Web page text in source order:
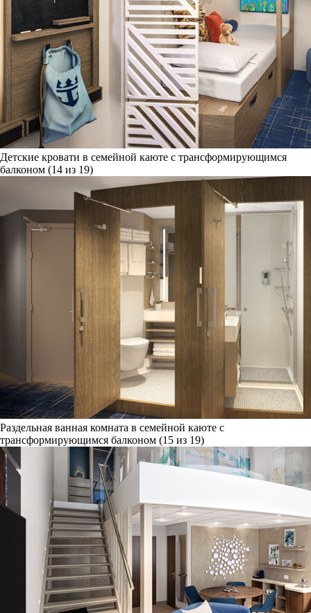
Детские кровати в семейной каюте с трансформирующимся
балконом (14 из 19)
Раздельная ванная комната в семейной каюте с
трансформирующимся балконом (15 из 19)